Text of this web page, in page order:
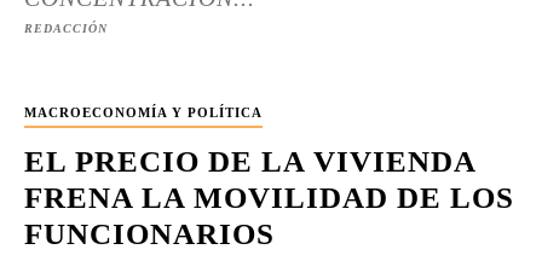
REDACCIÓN
MACROECONOMÍA Y POLÍTICA
EL PRECIO DE LA VIVIENDA
FRENA LA MOVILIDAD DE LOS
FUNCIONARIOS